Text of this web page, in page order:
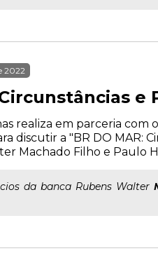
2022
realiza em parceria
discutir a "BR DO MAR:
Machado Filho e Paulo
da banca Rubens Walter